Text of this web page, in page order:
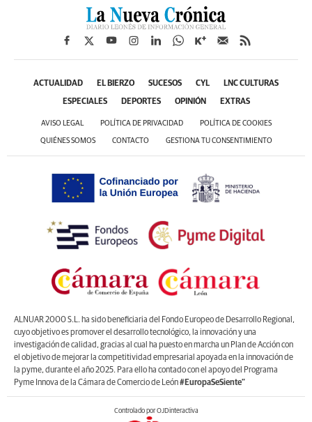
ACTUALIDAD EL BIERZO SUCESOS CYL LNC CULTURAS
ESPECIALES DEPORTES OPINIÓN EXTRAS
AVISO LEGAL POLÍTICA DE PRIVACIDAD POLÍTICA DE COOKIES
QUIÉNES SOMOS CONTACTO GESTIONA TU CONSENTIMIENTO
ALNUAR 2000 S.L. ha sido beneficiaria del Fondo Europeo de Desarrollo Regional,
cuyo objetivo es promover el desarrollo tecnológico, la innovación y una
investigación de calidad, gracias al cual ha puesto en marcha un Plan de Acción con
el objetivo de mejorar la competitividad empresarial apoyada en la innovación de
la pyme, durante el año 2025. Para ello ha contado con el apoyo del Programa
Pyme Innova de la Cámara de Comercio de León#EuropaSeSiente”
Controlado por OJDinteractiva